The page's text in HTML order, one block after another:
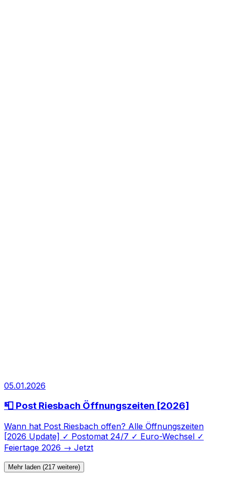
05.01.2026
📮 Post Riesbach Öffnungszeiten [2026]
Wann hat Post Riesbach offen? Alle Öffnungszeiten
[2026 Update] ✓ Postomat 24/7 ✓ Euro-Wechsel ✓
Feiertage 2026 → Jetzt
Mehr laden (217 weitere)